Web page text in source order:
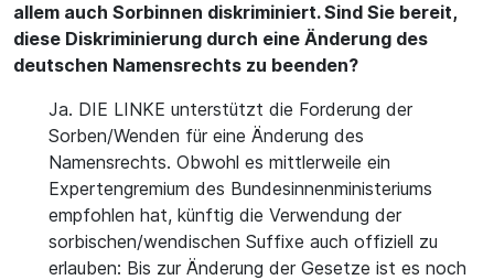
allem auch Sorbinnen diskriminiert. Sind Sie bereit,
diese Diskriminierung durch eine Änderung des
deutschen Namensrechts zu beenden?
Ja. DIE LINKE unterstützt die Forderung der
Sorben/Wenden für eine Änderung des
Namensrechts. Obwohl es mittlerweile ein
Expertengremium des Bundesinnenministeriums
empfohlen hat, künftig die Verwendung der
sorbischen/wendischen Suffixe auch offiziell zu
erlauben: Bis zur Änderung der Gesetze ist es noch